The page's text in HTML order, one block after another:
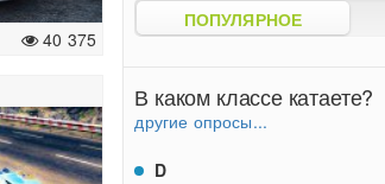
40 375
ПОПУЛЯРНОЕ
В каком классе катаете?
другие опросы...
D